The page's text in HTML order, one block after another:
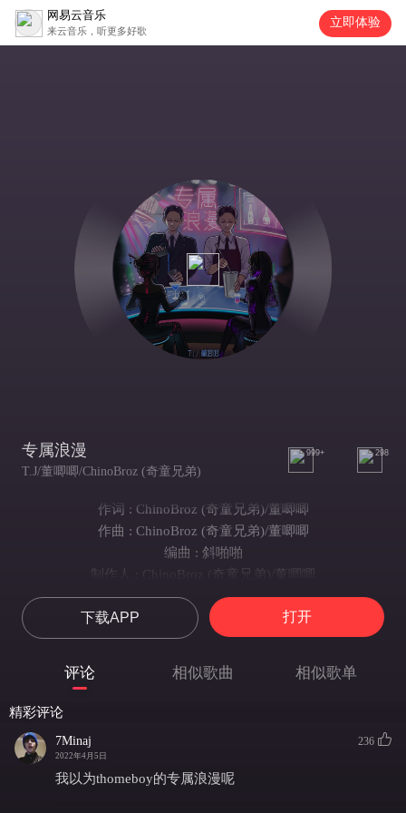
网易云音乐
来云音乐，听更多好歌
立即体验
专属浪漫
T.J/董唧唧/ChinoBroz (奇童兄弟)
999+ 298
作词 : ChinoBroz (奇童兄弟)/董唧唧
作曲 : ChinoBroz (奇童兄弟)/董唧唧
编曲 : 斜啪啪
制作人 : ChinoBroz (奇童兄弟)/董唧唧
出品：网易·云上
我的眼神飘向了你的方位
是白色短裙搭配黑桃A
那些虚情假意不用太理会
今晚除了我其他都不是你的type
下载APP 打开
评论 相似歌曲 相似歌单
精彩评论
7Minaj
2022年4月5日
236
我以为thomeboy的专属浪漫呢